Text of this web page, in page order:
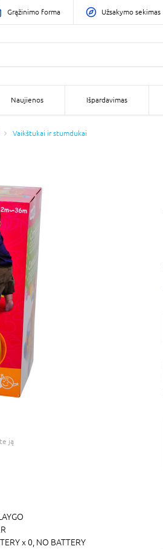
Grąžinimo forma Užsakymo sekimas
Naujienos Išpardavimas
Vaikštukai ir stumdukai
ją
x 0, NO BATTERY